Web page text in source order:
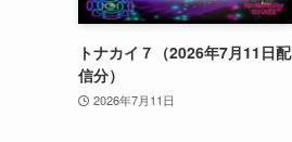
トナカイ７（2026年7月11日配
信分）
2026年7月11日